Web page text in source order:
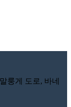
룽게 도로, 바네